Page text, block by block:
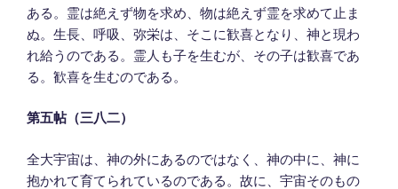
ある。霊は絶えず物を求め、物は絶えず霊を求めて止ま
ぬ。生長、呼吸、弥栄は、そこに歓喜となり、神と現わ
れ給うのである。霊人も子を生むが、その子は歓喜であ
る。歓喜を生むのである。
第五帖（三八二）
全大宇宙は、神の外にあるのではなく、神の中に、神に
抱かれて育てられているのである。故に、宇宙そのもの